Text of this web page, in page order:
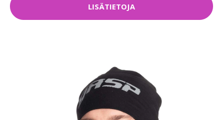
LISÄTIETOJA